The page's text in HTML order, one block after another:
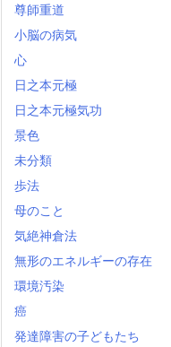
尊師重道
小脳の病気
心
日之本元極
日之本元極気功
景色
未分類
歩法
母のこと
気絶神倉法
無形のエネルギーの存在
環境汚染
癌
発達障害の子どもたち